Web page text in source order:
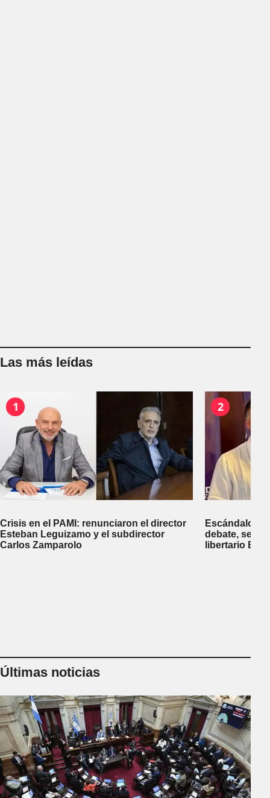
Las más leídas
1
Crisis en el PAMI: renunciaron el director
Esteban Leguizamo y el subdirector
Carlos Zamparolo
2
Escándalo
debate, se
libertario
Últimas noticias